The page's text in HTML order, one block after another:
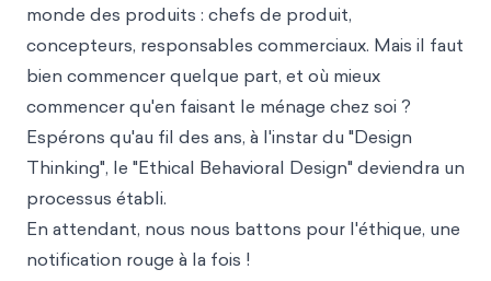
monde des produits : chefs de produit,
concepteurs, responsables commerciaux. Mais il faut
bien commencer quelque part, et où mieux
commencer qu'en faisant le ménage chez soi ?
Espérons qu'au fil des ans, à l'instar du "Design
Thinking", le "Ethical Behavioral Design" deviendra un
processus établi.
En attendant, nous nous battons pour l'éthique, une
notification rouge à la fois !